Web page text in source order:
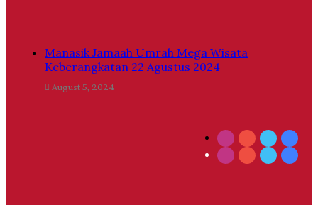
Manasik Jamaah Umrah Mega Wisata
Keberangkatan 22 Agustus 2024
August 5, 2024
Twitter
YouTube
Instagram
Twitter
YouTube
Instagram